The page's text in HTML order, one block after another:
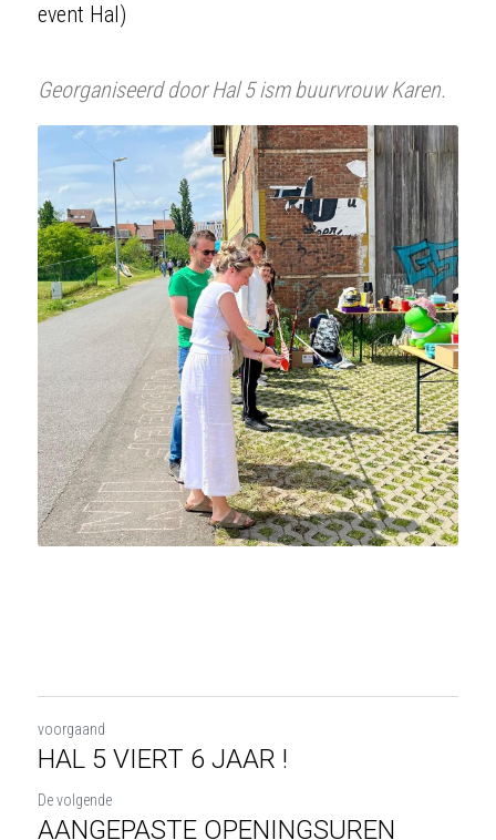
event Hal)
Georganiseerd door Hal 5 ism buurvrouw Karen.
voorgaand
HAL 5 VIERT 6 JAAR !
De volgende
AANGEPASTE OPENINGSUREN